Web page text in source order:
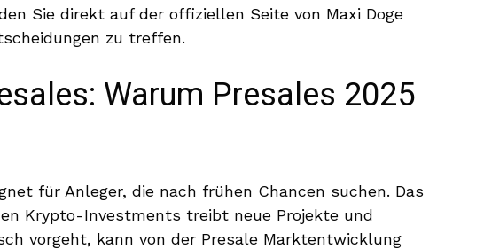
Sie direkt auf der offiziellen Seite von Maxi Doge
zu treffen.
Warum Presales 2025
für Anleger, die nach frühen Chancen suchen. Das
Krypto-Investments treibt neue Projekte und
vorgeht, kann von der Presale Marktentwicklung